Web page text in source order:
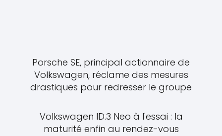
Porsche SE, principal actionnaire de
Volkswagen, réclame des mesures
drastiques pour redresser le groupe
Volkswagen ID.3 Neo à l'essai : la
maturité enfin au rendez-vous